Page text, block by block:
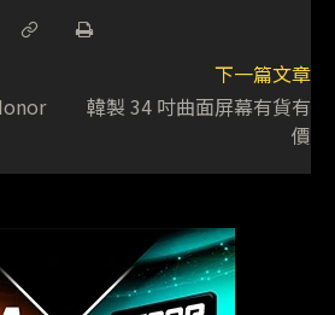
下一篇文章
韓製 34 吋曲面屏幕有貨有
價